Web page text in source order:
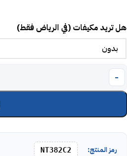
هل تريد مكيفات (في الرياض فقط)
رمز المنتج: NT382C2